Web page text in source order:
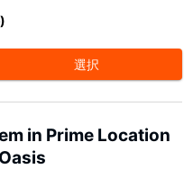
選択
in Prime Location